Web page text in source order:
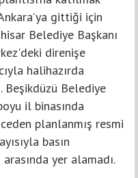
gittiği için
Belediye Başkanı
direnişe
halihazırda
Beşikdüzü Belediye
il binasında
planlanmış resmi
basın
yer alamadı.